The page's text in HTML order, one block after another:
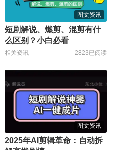
图文资讯
短剧解说、燃剪、混剪有什
么区别？小白必看
相关资讯 2823已阅读
图文资讯
2025年AI剪辑革命：自动拆